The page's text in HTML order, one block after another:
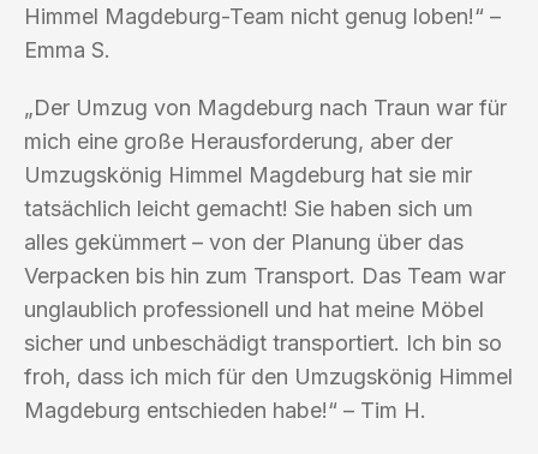
Himmel Magdeburg-Team nicht genug loben!“ –
Emma S.
„Der Umzug von Magdeburg nach Traun war für
mich eine große Herausforderung, aber der
Umzugskönig Himmel Magdeburg hat sie mir
tatsächlich leicht gemacht! Sie haben sich um
alles gekümmert – von der Planung über das
Verpacken bis hin zum Transport. Das Team war
unglaublich professionell und hat meine Möbel
sicher und unbeschädigt transportiert. Ich bin so
froh, dass ich mich für den Umzugskönig Himmel
Magdeburg entschieden habe!“ – Tim H.